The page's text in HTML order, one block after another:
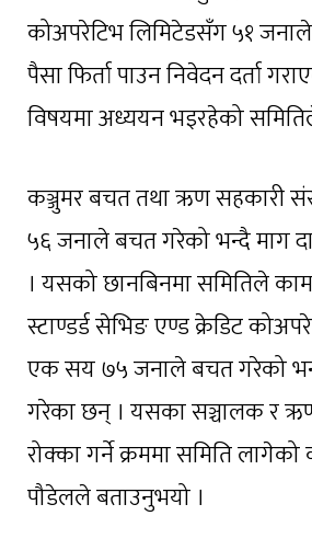
कोअपरेटिभ लिमिटेडसँग ५१
पैसा फिर्ता पाउन निवेदन दर्ता
विषयमा अध्ययन भइरहेको
कञ्जुमर बचत तथा ऋण सहकारी
५६ जनाले बचत गरेको भन्दै माग
। यसको छानबिनमा समितिले
स्टाण्डर्ड सेभिङ एण्ड क्रेडिट
एक सय ७५ जनाले बचत गरेको
गरेका छन् । यसका सञ्चालक र
रोक्का गर्ने क्रममा समिति लागेको
पौडेलले बताउनुभयो ।